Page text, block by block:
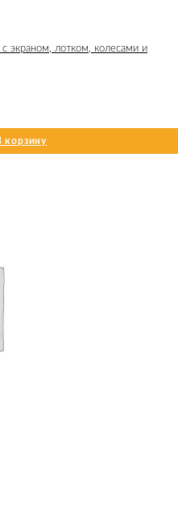
экраном, лотком, колесами и
корзину